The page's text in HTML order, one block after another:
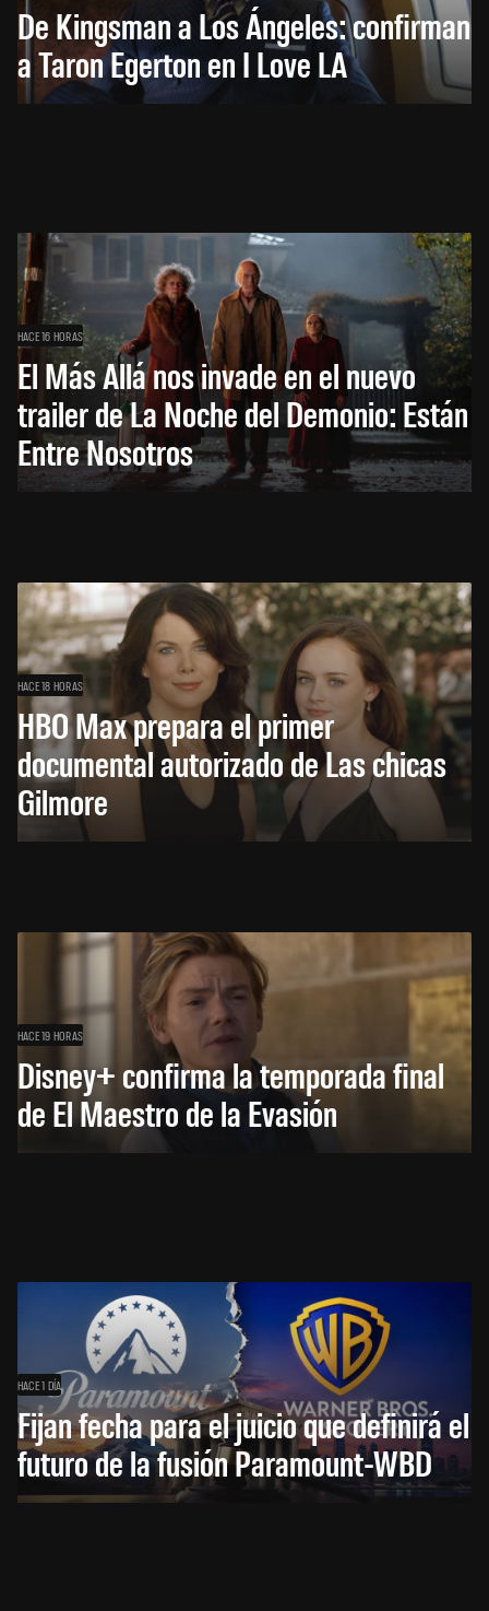
De Kingsman a Los Ángeles: confirman
a Taron Egerton en I Love LA
HACE 16 HORAS
El Más Allá nos invade en el nuevo
trailer de La Noche del Demonio: Están
Entre Nosotros
HACE 18 HORAS
HBO Max prepara el primer
documental autorizado de Las chicas
Gilmore
HACE 19 HORAS
Disney+ confirma la temporada final
de El Maestro de la Evasión
HACE 1 DÍA
Fijan fecha para el juicio que definirá el
futuro de la fusión Paramount-WBD